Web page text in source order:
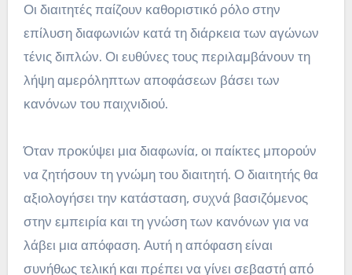
Οι διαιτητές παίζουν καθοριστικό ρόλο στην
επίλυση διαφωνιών κατά τη διάρκεια των αγώνων
τένις διπλών. Οι ευθύνες τους περιλαμβάνουν τη
λήψη αμερόληπτων αποφάσεων βάσει των
κανόνων του παιχνιδιού.
Όταν προκύψει μια διαφωνία, οι παίκτες μπορούν
να ζητήσουν τη γνώμη του διαιτητή. Ο διαιτητής θα
αξιολογήσει την κατάσταση, συχνά βασιζόμενος
στην εμπειρία και τη γνώση των κανόνων για να
λάβει μια απόφαση. Αυτή η απόφαση είναι
συνήθως τελική και πρέπει να γίνει σεβαστή από